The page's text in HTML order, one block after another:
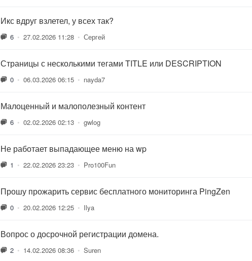
Икс вдруг взлетел, у всех так?
6 • 27.02.2026 11:28 • Сергей
Страницы с несколькими тегами TITLE или DESCRIPTION
0 • 06.03.2026 06:15 • nayda7
Малоценный и малополезный контент
6 • 02.02.2026 02:13 • gwlog
Не работает выпадающее меню на wp
1 • 22.02.2026 23:23 • Pro100Fun
Прошу прожарить сервис бесплатного мониторинга PingZen
0 • 20.02.2026 12:25 • Ilya
Вопрос о досрочной регистрации домена.
2 • 14.02.2026 08:36 • Suren